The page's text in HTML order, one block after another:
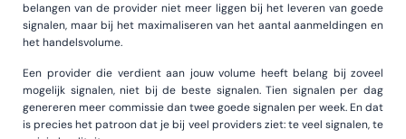
belangen van de provider niet meer liggen bij het leveren van goede
signalen, maar bij het maximaliseren van het aantal aanmeldingen en
het handelsvolume.
Een provider die verdient aan jouw volume heeft belang bij zoveel
mogelijk signalen, niet bij de beste signalen. Tien signalen per dag
genereren meer commissie dan twee goede signalen per week. En dat
is precies het patroon dat je bij veel providers ziet: te veel signalen, te